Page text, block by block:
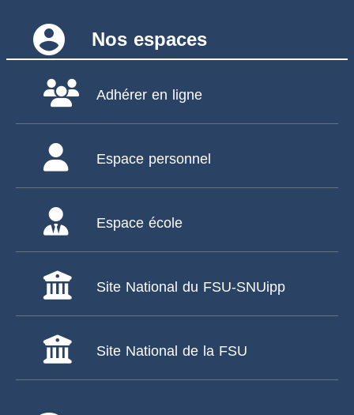
account_circle Nos espaces
Adhérer en ligne
Espace personnel
Espace école
Site National du FSU-SNUipp
Site National de la FSU